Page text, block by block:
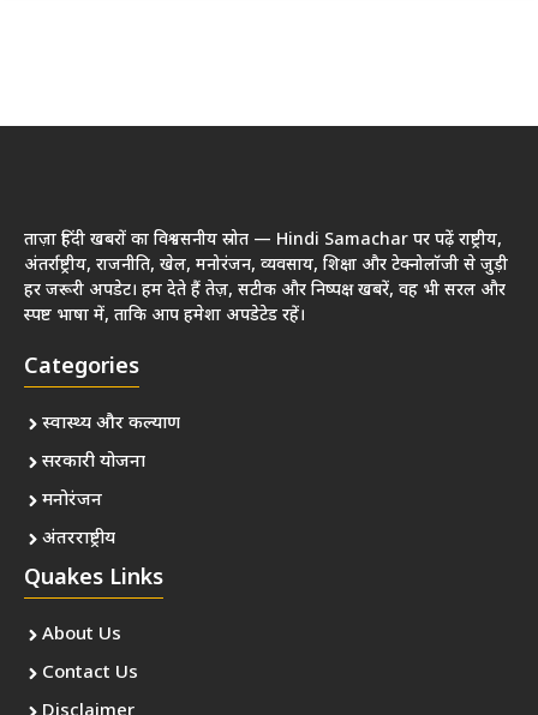
ताज़ा हिंदी खबरों का विश्वसनीय स्रोत — Hindi Samachar पर पढ़ें राष्ट्रीय,
अंतर्राष्ट्रीय, राजनीति, खेल, मनोरंजन, व्यवसाय, शिक्षा और टेक्नोलॉजी से जुड़ी
हर जरूरी अपडेट। हम देते हैं तेज़, सटीक और निष्पक्ष खबरें, वह भी सरल और
स्पष्ट भाषा में, ताकि आप हमेशा अपडेटेड रहें।
Categories
स्वास्थ्य और कल्याण
सरकारी योजना
मनोरंजन
अंतरराष्ट्रीय
Quakes Links
About Us
Contact Us